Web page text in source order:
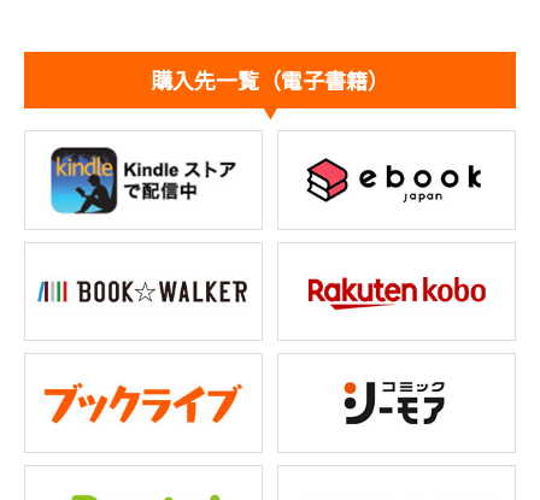
購入先一覧（電子書籍）